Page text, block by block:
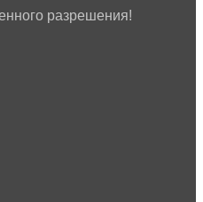
разрешения!